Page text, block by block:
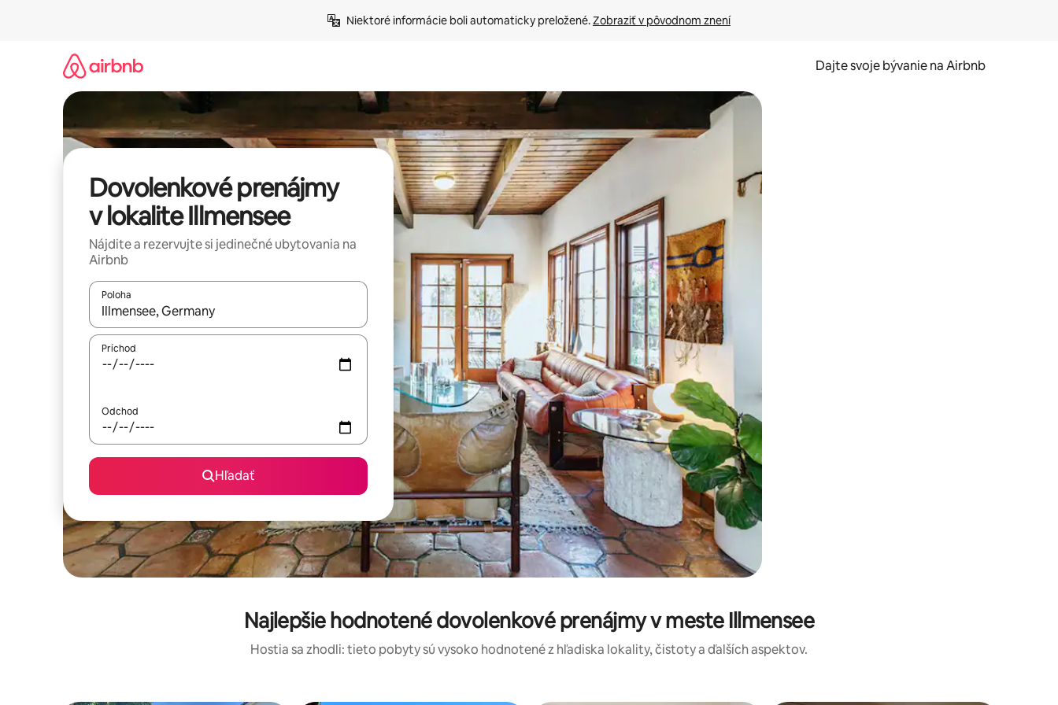
Niektoré informácie boli automaticky preložené. Zobraziť v pôvodnom znení
Dajte svoje bývanie na Airbnb
Dovolenkové prenájmy
v lokalite Illmensee
Nájdite a rezervujte si jedinečné ubytovania na
Airbnb
Poloha
Keď budú výsledky k dispozícii, môžete si ich prechádzať pomocou klávesov so šípkami nahor a nadol alebo ich preskúmať pomocou dotykových gest či potiahnutia prstom.
Príchod
Odchod
Hľadať
Najlepšie hodnotené dovolenkové prenájmy v meste Illmensee
Hostia sa zhodli: tieto pobyty sú vysoko hodnotené z hľadiska lokality, čistoty a ďalších aspektov.